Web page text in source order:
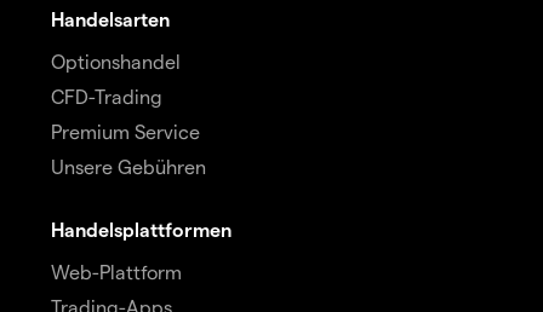
Handelsarten
Optionshandel
CFD-Trading
Premium Service
Unsere Gebühren
Handelsplattformen
Web-Plattform
Trading-Apps